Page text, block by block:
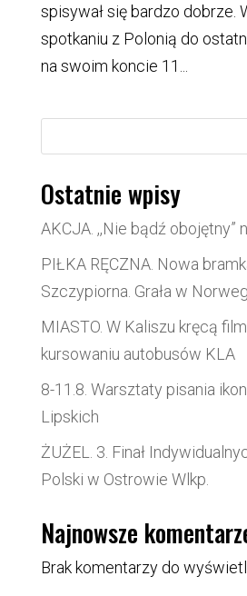
spisywał się bardzo dobrze.
spotkaniu z Polonią do
na swoim koncie 11...
Ostatnie wpisy
AKCJA. ,,Nie bądź obojętny”
PIŁKA RĘCZNA. Nowa
Szczypiorna. Grała w
MIASTO. W Kaliszu kręcą
kursowaniu autobusów KLA
8-11.8. Warsztaty pisania
Lipskich
ŻUŻEL. 3. Finał
Polski w Ostrowie Wlkp.
Najnowsze
Brak komentarzy do